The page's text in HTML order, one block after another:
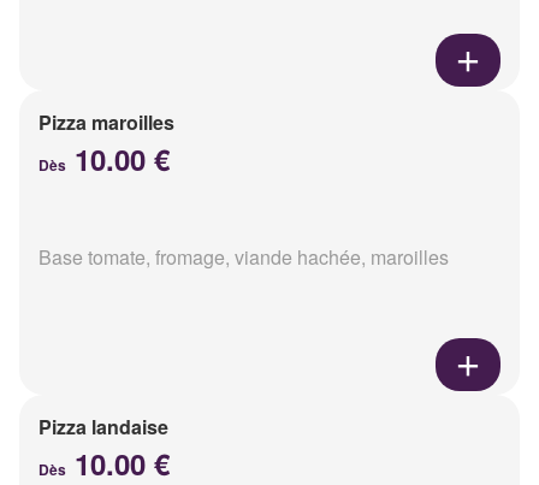
Pizza maroilles
Dès 10.00 €
Base tomate, fromage, viande hachée, maroilles
Pizza landaise
Dès 10.00 €